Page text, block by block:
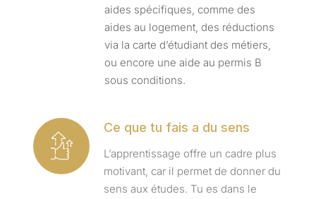
aides spécifiques, comme des
aides au logement, des réductions
via la carte d’étudiant des métiers,
ou encore une aide au permis B
sous conditions.
Ce que tu fais a du sens
L’apprentissage offre un cadre plus
motivant, car il permet de donner du
sens aux études. Tu es dans le